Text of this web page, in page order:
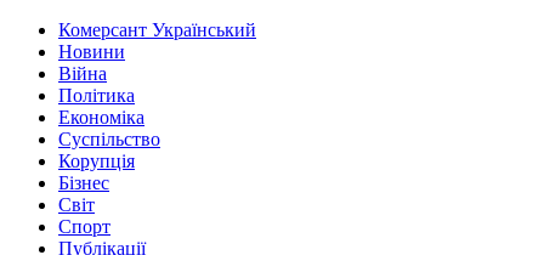
Комерсант Український
Новини
Війна
Політика
Економіка
Суспільство
Корупція
Бізнес
Світ
Спорт
Публікації